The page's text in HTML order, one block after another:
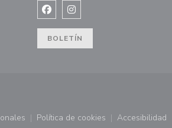
Facebook ((abre en una nueva
Instagram ((abre en una
BOLETÍN
una nueva ventana))
ventana))
Política de cookies
((abre en una nueva
Accesibilidad
((abre